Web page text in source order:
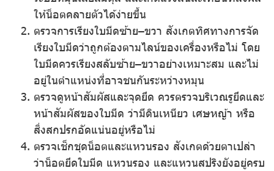
ให้น็อตคลายตัวได้ง่ายขึ้น
ตรวจการเรียงใบมีดซ้าย–ขวา สังเกตทิศทางการจัด
เรียงใบมีดว่าถูกต้องตามไลน์ของเครื่องหรือไม่ โดย
ใบมีดควรเรียงสลับซ้าย–ขวาอย่างเหมาะสม และไม่
อยู่ในตำแหน่งที่อาจชนกันระหว่างหมุน
ตรวจดูหน้าสัมผัสและจุดยึด ควรตรวจบริเวณรูยึดและ
หน้าสัมผัสของใบมีด ว่ามีดินเหนียว เศษหญ้า หรือ
สิ่งสกปรกอัดแน่นอยู่หรือไม่
ตรวจเช็กชุดน็อตและแหวนรอง สังเกตด้วยตาเปล่า
ว่าน็อตยึดใบมีด แหวนรอง และแหวนสปริงยังอยู่ครบ